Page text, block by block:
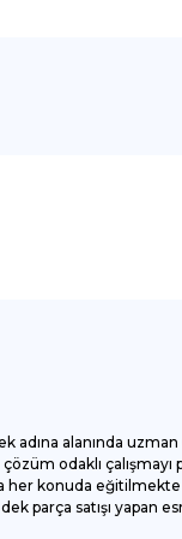
alanında uzman
odaklı çalışmayı
her konuda
satışı yapan